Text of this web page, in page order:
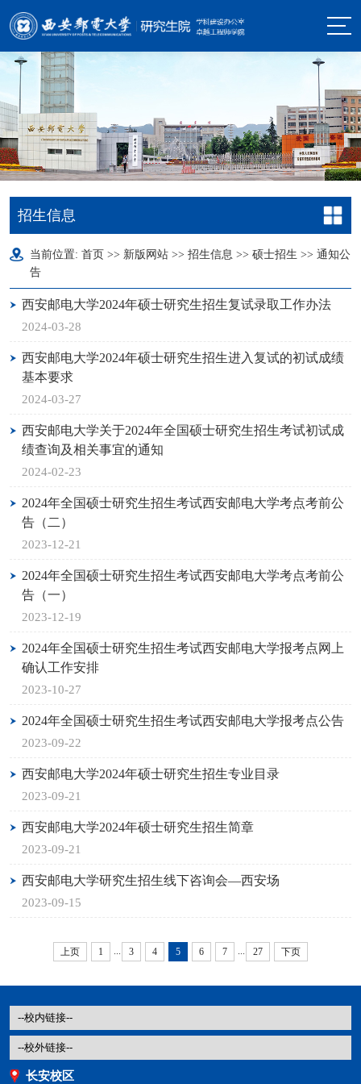
招生信息
当前位置: 首页 >> 新版网站 >> 招生信息 >> 硕士招生 >> 通知公
告
西安邮电大学2024年硕士研究生招生复试录取工作办法
2024-03-28
西安邮电大学2024年硕士研究生招生进入复试的初试成绩
基本要求
2024-03-27
西安邮电大学关于2024年全国硕士研究生招生考试初试成
绩查询及相关事宜的通知
2024-02-23
2024年全国硕士研究生招生考试西安邮电大学考点考前公
告（二）
2023-12-21
2024年全国硕士研究生招生考试西安邮电大学考点考前公
告（一）
2023-12-19
2024年全国硕士研究生招生考试西安邮电大学报考点网上
确认工作安排
2023-10-27
2024年全国硕士研究生招生考试西安邮电大学报考点公告
2023-09-22
西安邮电大学2024年硕士研究生招生专业目录
2023-09-21
西安邮电大学2024年硕士研究生招生简章
2023-09-21
西安邮电大学研究生招生线下咨询会—西安场
2023-09-15
上页 1 3 4 5 6 7 27 下页
长安校区